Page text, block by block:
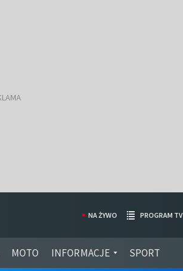
MOTO INFORMACJE SPORT
NA ŻYWO PROGRAM TV